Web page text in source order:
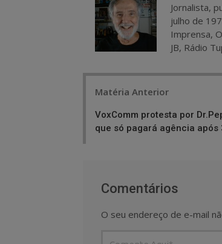
Jornalista,
julho de
Imprensa,
JB, Rádio
Matéria Anterior
VoxComm protesta por
que só pagará agência após
Comentários
O seu endereço de e-mail